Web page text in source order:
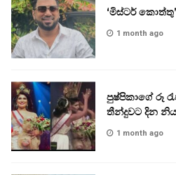
‘මිස්ටර්
1 month ago
පුෂ්පිකාගේ රූ
තීන්දුවට දින
1 month ago